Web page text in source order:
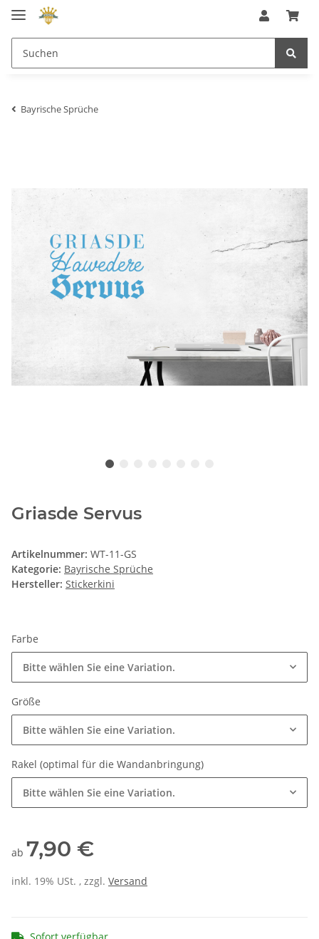
Bayrische Sprüche
Griasde Servus
Artikelnummer: WT-11-GS
Kategorie: Bayrische Sprüche
Hersteller: Stickerkini
Farbe
Bitte wählen Sie eine Variation.
Größe
Bitte wählen Sie eine Variation.
Rakel (optimal für die Wandanbringung)
Bitte wählen Sie eine Variation.
ab 7,90 €
inkl. 19% USt. , zzgl. Versand